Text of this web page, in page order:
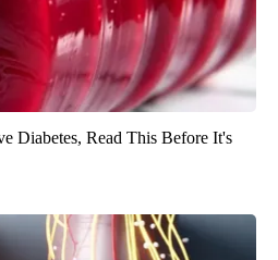
Diabetes, Read This Before It's